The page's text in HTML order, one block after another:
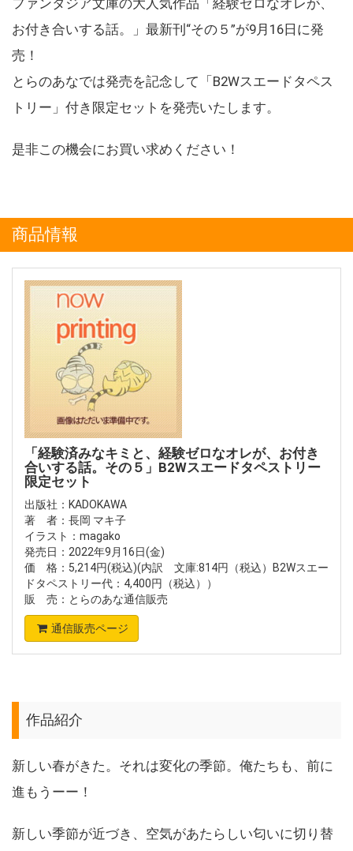
お付き合いする話。」最新刊“その５”が9月16日に発
売！
とらのあなでは発売を記念して「B2Wスエードタペス
トリー」付き限定セットを発売いたします。
是非この機会にお買い求めください！
商品情報
「経験済みなキミと、経験ゼロなオレが、お付き
合いする話。その５」B2Wスエードタペストリー
限定セット
出版社：KADOKAWA
著 者：長岡 マキ子
イラスト：magako
発売日：2022年9月16日(金)
価 格：5,214円(税込)(内訳 文庫:814円（税込）B2Wスエー
ドタペストリー代：4,400円（税込））
販 売：とらのあな通信販売
通信販売ページ
作品紹介
新しい春がきた。それは変化の季節。俺たちも、前に
進もうーー！
新しい季節が近づき、空気があたらしい匂いに切り替